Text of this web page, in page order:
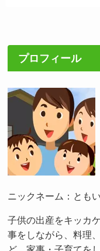
プロフィール
ニックネーム：とも
子供の出産をキッカ
事をしながら、料理